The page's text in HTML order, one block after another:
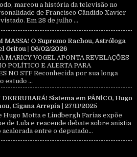
marcou a história da televisão no
de Francisco Cândido Xavier
Em 28 de julho ...
MASSA! O Supremo Rachou, Astróloga
Gritou | 06/02/2026
MARICY VOGEL APONTA REVELAÇÕES
POLÍTICO E ALERTA PARA
NO STF Reconhecida por sua longa
estudo ...
DERRUBARÁ! Sistema em PÂNlC0, Hugo
Cigana Arrepia | 27/11/2025
Hugo Motta e Lindbergh Farias expõe
de Lula e reacende debate sobre anistia
acalorada entre o deputado...